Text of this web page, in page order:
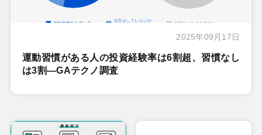
2025年09月17日
運動習慣がある人の投資経験率は6割超、習慣なし
は3割―GAテクノ調査